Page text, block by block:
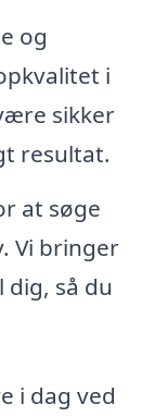
og
i
sikker
resultat.
at søge
Vi bringer
så du
i dag ved